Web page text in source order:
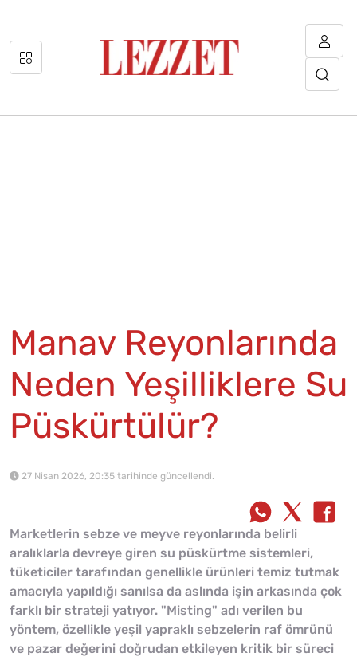
Manav Reyonlarında
Neden Yeşilliklere Su
Püskürtülür?
27 Nisan 2026, 20:35 tarihinde güncellendi.
Marketlerin sebze ve meyve reyonlarında belirli
aralıklarla devreye giren su püskürtme sistemleri,
tüketiciler tarafından genellikle ürünleri temiz tutmak
amacıyla yapıldığı sanılsa da aslında işin arkasında çok
farklı bir strateji yatıyor. "Misting" adı verilen bu
yöntem, özellikle yeşil yapraklı sebzelerin raf ömrünü
ve pazar değerini doğrudan etkileyen kritik bir süreci